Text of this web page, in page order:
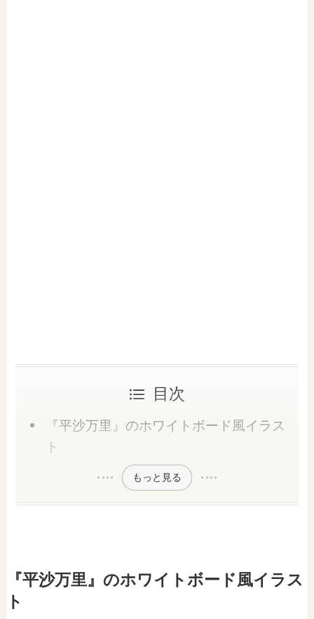
目次
『平沙万里』のホワイトボード風イラス
ト
もっと見る
『平沙万里』のホワイトボード風イラス
ト